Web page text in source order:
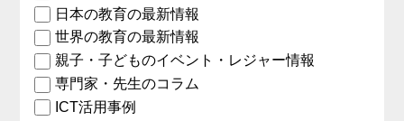
日本の教育の最新情報
世界の教育の最新情報
親子・子どものイベント・レジャー情報
専門家・先生のコラム
ICT活用事例